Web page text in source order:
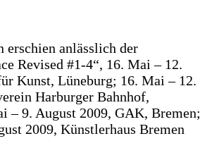
erschien anlässlich der
Revised #1-4“, 16. Mai – 12.
Kunst, Lüneburg; 16. Mai – 12.
Harburger Bahnhof,
– 9. August 2009, GAK, Bremen;
2009, Künstlerhaus Bremen